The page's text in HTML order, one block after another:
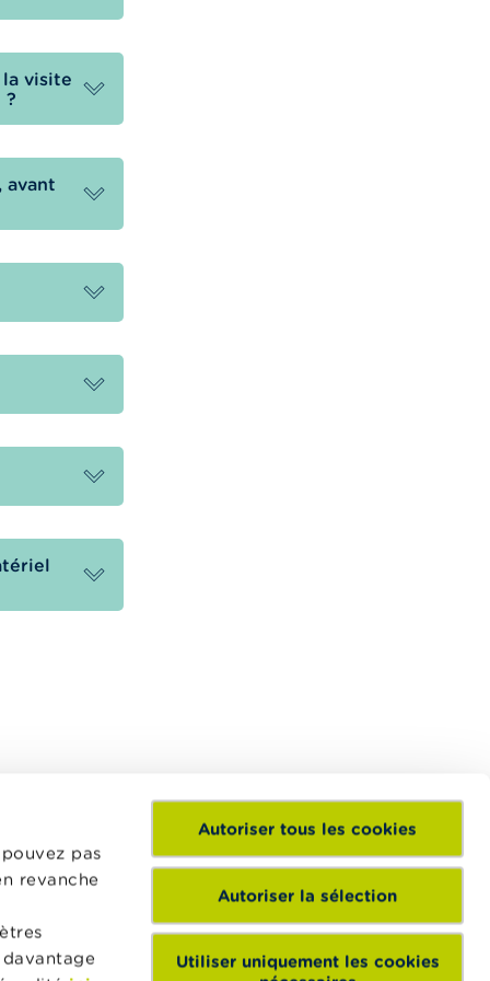
pas
revanche
Autoriser tous les cookies
Autoriser la sélection
Utiliser uniquement les cookies
visite
?
avant
est un site internet qui veut vous aider dans
décisions financières. Il met gratuitement à votre
une information indépendante, fiable et
Il est sans aucun lien avec les acteurs
privés.